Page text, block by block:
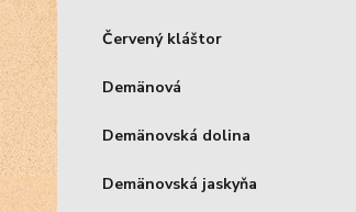
Červený kláštor
Demänová
Demänovská dolina
Demänovská jaskyňa